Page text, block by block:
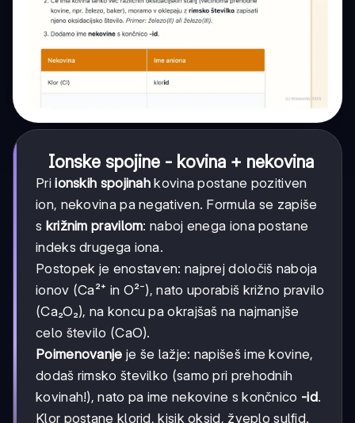
Ionske spojine - kovina + nekovina
Priionskih spojinah kovina postane pozitiven
ion, nekovina pa negativen. Formula se zapiše
s križnim pravilom: naboj enega iona postane
indeks drugega iona.
Postopek je enostaven: najprej določiš naboja
ionov (Ca²⁺ in O²⁻), nato uporabiš križno pravilo
(Ca₂O₂), na koncu pa okrajšaš na najmanjše
celo število (CaO).
Poimenovanje je še lažje: napišeš ime kovine,
dodaš rimsko številko (samo pri prehodnih
kovinah!), nato pa ime nekovine s končnico -id.
Klor postane klorid, kisik oksid, žveplo sulfid.